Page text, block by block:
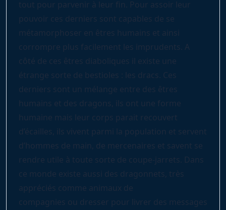
tout pour parvenir à leur fin. Pour assoir leur
pouvoir ces derniers sont capables de se
métamorphoser en êtres humains et ainsi
corrompre plus facilement les imprudents. A
côté de ces êtres diaboliques il existe une
étrange sorte de bestioles : les dracs. Ces
derniers sont un mélange entre des êtres
humains et des dragons, ils ont une forme
humaine mais leur corps parait recouvert
d’écailles, ils vivent parmi la population et servent
d’hommes de main, de mercenaires et savent se
rendre utile à toute sorte de coupe-jarrets. Dans
ce monde existe aussi des dragonnets, très
appréciés comme animaux de
compagnies ou dresser pour livrer des messages